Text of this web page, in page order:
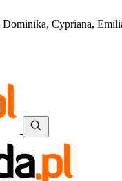
Dominika, Cypriana,